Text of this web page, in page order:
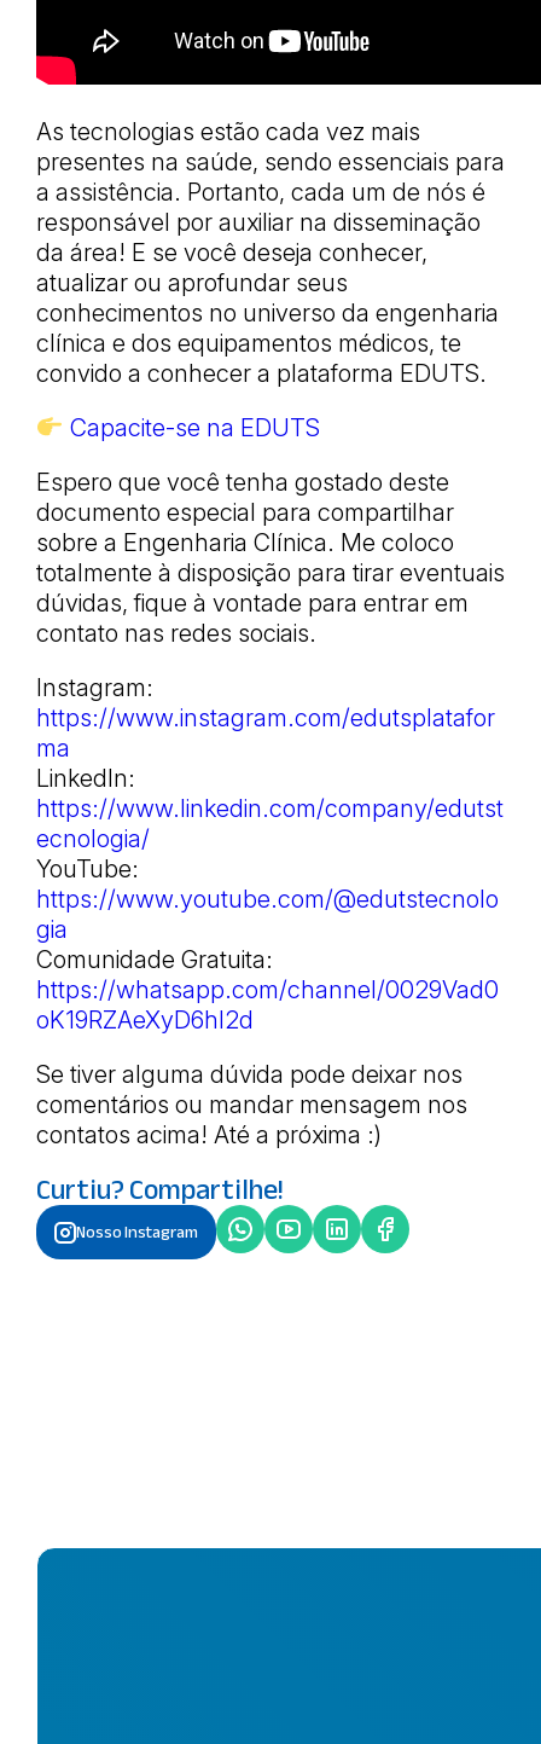
As tecnologias estão cada vez mais
presentes na saúde, sendo essenciais para
a assistência. Portanto, cada um de nós é
responsável por auxiliar na disseminação
da área! E se você deseja conhecer,
atualizar ou aprofundar seus
conhecimentos no universo da engenharia
clínica e dos equipamentos médicos, te
convido a conhecer a plataforma EDUTS.
Capacite-se na EDUTS
Espero que você tenha gostado deste
documento especial para compartilhar
sobre a Engenharia Clínica. Me coloco
totalmente à disposição para tirar eventuais
dúvidas, fique à vontade para entrar em
contato nas redes sociais.
Instagram:
https://www.instagram.com/edutsplatafor
ma
LinkedIn:
https://www.linkedin.com/company/edutst
ecnologia/
YouTube:
https://www.youtube.com/@edutstecnolo
gia
Comunidade Gratuita:
https://whatsapp.com/channel/0029Vad0
oK19RZAeXyD6hI2d
Se tiver alguma dúvida pode deixar nos
comentários ou mandar mensagem nos
contatos acima! Até a próxima :)
Curtiu? Compartilhe!
Nosso Instagram